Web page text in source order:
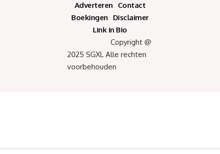
Adverteren
Contact
Boekingen
Disclaimer
Link in Bio
Copyright @
2025 SGXL Alle rechten
voorbehouden